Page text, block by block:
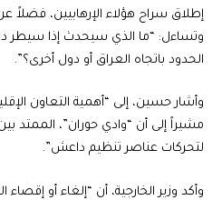
إطلاق سراح هؤلاء الإرهابيين،
وتساءل: “ما الذي سيحدث إذا سيطر
الحدود باتجاه العراق أو دول أخرى؟”.
وأشار حسين، إلى “أهمية التعاون
مشيراً إلى أن “وادي حوران”، الممتد بين
لتحركات عناصر تنظيم داعش”.
وأكد وزير الخارجية، أن “إلغاء أو